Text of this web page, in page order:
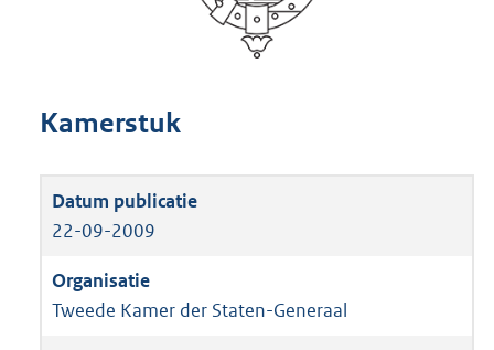
Kamerstuk
22-09-2009
Tweede Kamer der Staten-Generaal